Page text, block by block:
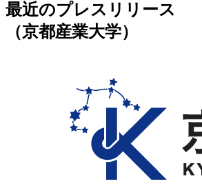
最近のプレスリリース
（京都産業大学）